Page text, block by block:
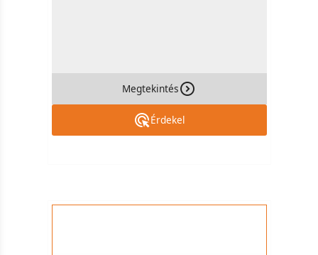
Megtekintés
Érdekel